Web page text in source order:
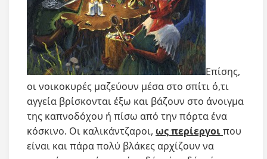
Επίσης,
οι νοικοκυρές μαζεύουν μέσα στο σπίτι ό,τι
αγγεία βρίσκονται έξω και βάζουν στο άνοιγμα
της καπνοδόχου ή πίσω από την πόρτα ένα
κόσκινο. Οι καλικάντζαροι, ως περίεργοιπου
είναι και πάρα πολύ βλάκες αρχίζουν να